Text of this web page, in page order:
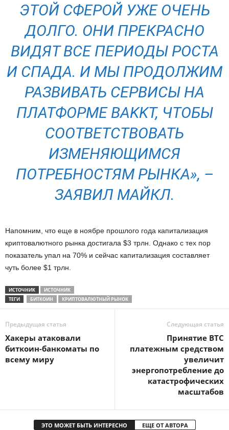
ЭТОЙ СФЕРОЙ УЖЕ ОЧЕНЬ
ДОЛГО. ОНИ ПРЕКРАСНО
ВИДЯТ ВСЕ ПЕРИОДЫ РОСТА
И СПАДА. И МЫ ПРОДОЛЖИМ
РАЗВИВАТЬ СЕРВИСЫ НА
ПЛАТФОРМЕ BAKKT, ЧТОБЫ
СООТВЕТСТВОВАТЬ
ИЗМЕНЯЮЩИМСЯ
ПОТРЕБНОСТЯМ РЫНКА», –
ЗАЯВИЛ МАЙКЛ.
Напомним, что еще в ноябре прошлого года капитализация
криптовалютного рынка достигала $3 трлн. Однако с тех пор
показатель упал на 70% и сейчас капитализация составляет
чуть более $1 трлн.
ИСТОЧНИК
ИСТОЧНИК
ТЕГИ
БИТКОИН КРИПТОВАЛЮТНЫЙ РЫНОК
Предыдущая статья
Хакеры атаковали
биткоин-банкоматы по
всему миру
Следующая статья
Принятие BTC
платежным средством
увеличит
энергопотребление до
катастрофических
масштабов
ЭТО МОЖЕТ БЫТЬ ИНТЕРЕСНО ЕЩЕ ОТ АВТОРА